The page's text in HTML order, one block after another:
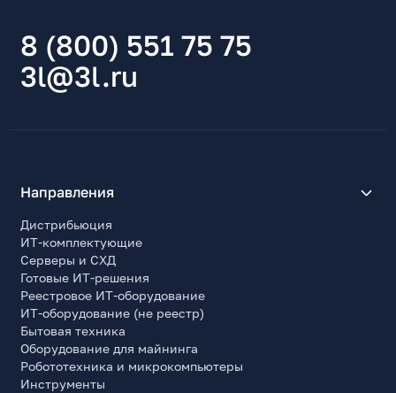
8 (800) 551 75 75
3l@3l.ru
Направления
Дистрибьюция
ИТ-комплектующие
Серверы и СХД
Готовые ИТ-решения
Реестровое ИТ-оборудование
ИТ-оборудование (не реестр)
Бытовая техника
Оборудование для майнинга
Робототехника и микрокомпьютеры
Инструменты